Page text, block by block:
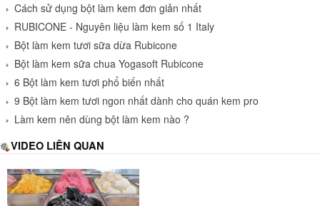
Cách sử dụng bột làm kem đơn giản nhất
RUBICONE - Nguyên liệu làm kem số 1 Italy
Bột làm kem tươi sữa dừa Rubicone
Bột làm kem sữa chua Yogasoft Rubicone
6 Bột làm kem tươi phổ biến nhất
9 Bột làm kem tươi ngon nhất dành cho quán kem pro
Làm kem nên dùng bột làm kem nào ?
VIDEO LIÊN QUAN